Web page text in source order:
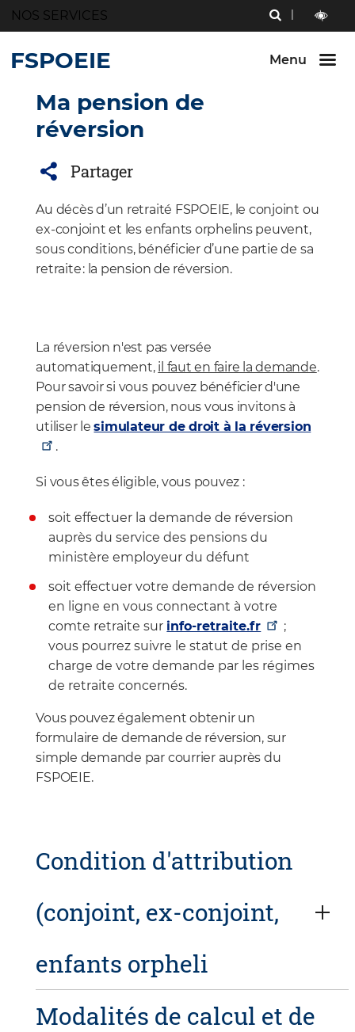
Aller au
contenu
Aller au
menu
Aller au
bouton
et
NOS SERVICES
Menu
RECHERCHE
FSPOEIE Menu
Ma pension de
réversion
Partager
Au décèsd’un retraité FSPOEIE, le conjoint ou
ex-conjoint et les enfants orphelins peuvent,
sous conditions, bénéficier d’une partie de sa
retraite : la pension de réversion.
La réversion n'est pas versée
automatiquement, il faut en faire la demande.
Pour savoir si vous pouvez bénéficier d'une
pension de réversion, nous vous invitons à
utiliser lesimulateur de droit à la réversion
.
Si vous êtes éligible, vous pouvez :
soit effectuer la demande de réversion
auprès du service des pensions du
ministère employeur du défunt
soit effectuer votre demande de réversion
en ligne en vous connectant à votre
comte retraite sur info-retraite.fr
;
vous pourrez suivre le statut de prise en
charge de votre demande par les régimes
de retraite concernés.
Vous pouvez également obtenir un
formulaire de demande de réversion, sur
simple demande par courrier auprès du
FSPOEIE.
Condition d'attribution
(conjoint, ex-conjoint,
enfants orpheli
Modalités de calcul et de